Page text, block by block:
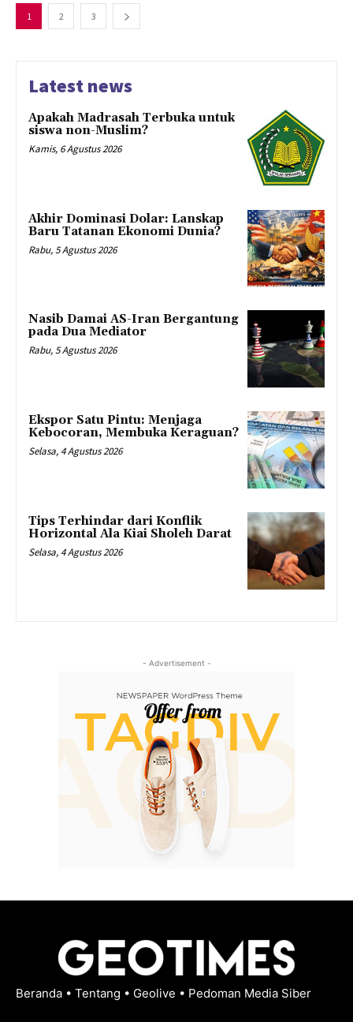
1 2 3
Latest news
Apakah Madrasah Terbuka untuk
siswa non-Muslim?
Kamis, 6 Agustus 2026
Akhir Dominasi Dolar: Lanskap
Baru Tatanan Ekonomi Dunia?
Rabu, 5 Agustus 2026
Nasib Damai AS-Iran Bergantung
pada Dua Mediator
Rabu, 5 Agustus 2026
Ekspor Satu Pintu: Menjaga
Kebocoran, Membuka Keraguan?
Selasa, 4 Agustus 2026
Tips Terhindar dari Konflik
Horizontal Ala Kiai Sholeh Darat
Selasa, 4 Agustus 2026
- Advertisement -
Beranda • Tentang • Geolive • Pedoman Media Siber